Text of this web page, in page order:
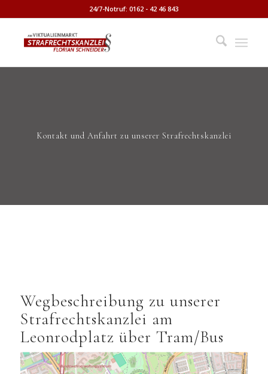
24/7-Notruf: 0162 - 42 46 843
Kontakt und Anfahrt zu unserer Strafrechtskanzlei
Wegbeschreibung zu unserer
Strafrechtskanzlei am
Leonrodplatz über Tram/Bus